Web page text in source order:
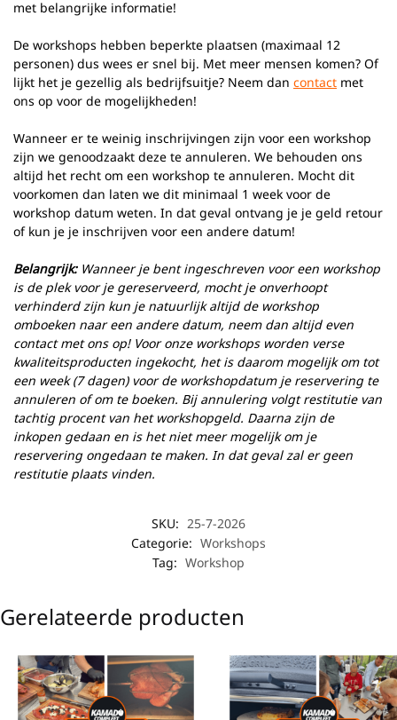
met belangrijke informatie!
De workshops hebben beperkte plaatsen (maximaal 12
personen) dus wees er snel bij. Met meer mensen komen? Of
lijkt het je gezellig als bedrijfsuitje? Neem dan contact met
ons op voor de mogelijkheden!
Wanneer er te weinig inschrijvingen zijn voor een workshop
zijn we genoodzaakt deze te annuleren. We behouden ons
altijd het recht om een workshop te annuleren. Mocht dit
voorkomen dan laten we dit minimaal 1 week voor de
workshop datum weten. In dat geval ontvang je je geld retour
of kun je je inschrijven voor een andere datum!
Belangrijk:Wanneer je bent ingeschreven voor een workshop
is de plek voor je gereserveerd, mocht je onverhoopt
verhinderd zijn kun je natuurlijk altijd de workshop
omboeken naar een andere datum, neem dan altijd even
contact met ons op! Voor onze workshops worden verse
kwaliteitsproducten ingekocht, het is daarom mogelijk om tot
een week (7 dagen) voor de workshopdatum je reservering te
annuleren of om te boeken. Bij annulering volgtrestitutievan
tachtig procent van het workshopgeld. Daarna zijn de
inkopen gedaan en is het niet meer mogelijk om je
reservering ongedaan te maken. In dat geval zal er geen
restitutie plaats vinden.
SKU: 25-7-2026
Categorie: Workshops
Tag: Workshop
Gerelateerde producten